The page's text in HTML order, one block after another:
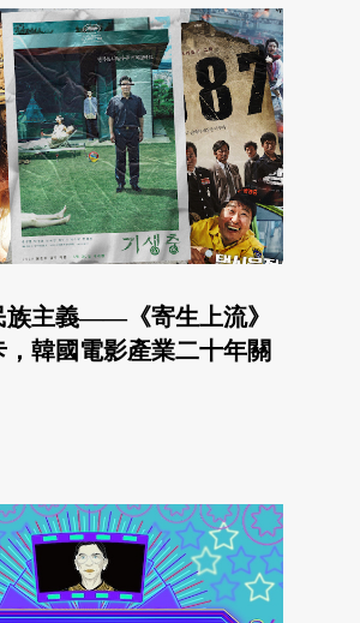
族主義——《寄生上流》
，韓國電影產業二十年關